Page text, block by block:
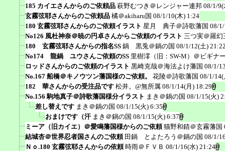
185 カイエさんからのご依頼品 萩野むつき＠レンジャー連邦 08/1/9(
玄霧弦耶さんからのご依頼品 橘＠akiharu国 08/1/10(木) 1:24
180 玄霧弦耶さんからのご依頼イラスト 星月 典子＠詩歌藩国 08/
No126 風杜神奈＠暁の円卓さんからご依頼のイラスト 三つ実＠羅幻
180 玄霧弦耶さんからの指名SS 鍋 黒兎＠鍋の国 08/1/12(土)
No174 龍鍋 ユウさんご依頼のSS 里樹澪（旧：SW-M）＠ビギナ
ロッドさんからのご依頼のイラスト 黒崎克哉＠海法よけ藩国 08/1/
No.167 船橋＠キノウツン藩国様のご依頼。
花陵＠詩歌藩国 08/1/14(
182 華さんからの受注品です 松井。@無所属 08/1/14(月) 18:29
No.156 駒地真子＠詩歌藩国様分イラスト まき＠鍋の国 08/1/15(火)
差し替えです まき＠鍋の国 08/1/15(火) 6:35
おまけです（汗 まき＠鍋の国 08/1/15(火) 6:37
ミーア（旧カイエ）＠愛鳴藩国様からのご依頼 猫野和錆＠玄霧藩国
結城杏＠世界忍者国さんのご依頼 田鍋 とよたろう＠鍋の国 08/1/
Ｎｏ.180 玄霧弦耶さんからの依頼 時雨＠ＦＶＢ 08/1/16(水) 21:24